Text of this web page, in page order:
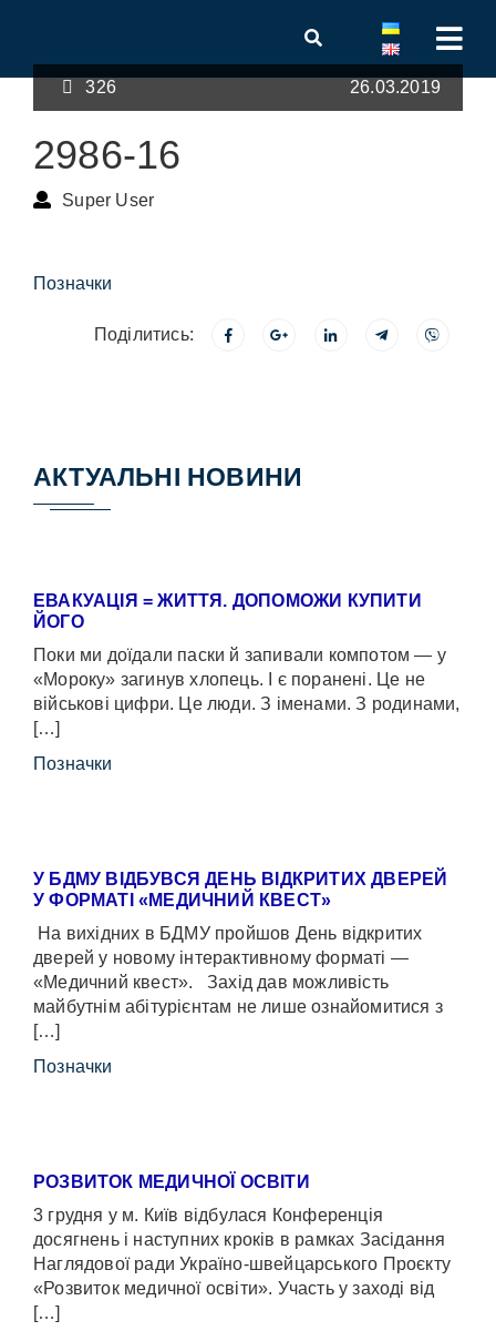
326 26.03.2019
2986-16
Super User
Позначки
Поділитись:
АКТУАЛЬНІ НОВИНИ
ЕВАКУАЦІЯ = ЖИТТЯ. ДОПОМОЖИ КУПИТИ
ЙОГО
Поки ми доїдали паски й запивали компотом — у
«Мороку» загинув хлопець. І є поранені. Це не
військові цифри. Це люди. З іменами. З родинами,
[…]
Позначки
У БДМУ ВІДБУВСЯ ДЕНЬ ВІДКРИТИХ ДВЕРЕЙ
У ФОРМАТІ «МЕДИЧНИЙ КВЕСТ»
На вихідних в БДМУ пройшов День відкритих
дверей у новому інтерактивному форматі —
«Медичний квест». Захід дав можливість
майбутнім абітурієнтам не лише ознайомитися з
[…]
Позначки
РОЗВИТОК МЕДИЧНОЇ ОСВІТИ
3 грудня у м. Київ відбулася Конференція
досягнень і наступних кроків в рамках Засідання
Наглядової ради Україно-швейцарського Проєкту
«Розвиток медичної освіти». Участь у заході від
[…]